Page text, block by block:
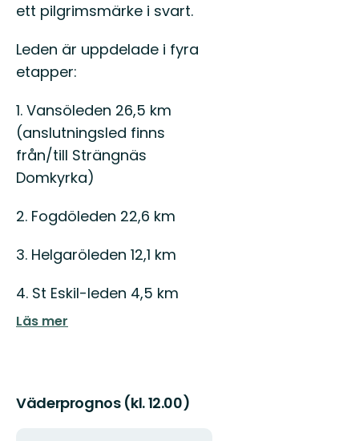
ett pilgrimsmärke i svart.
Leden är uppdelade i fyra
etapper:
1. Vansöleden 26,5 km
(anslutningsled finns
från/till Strängnäs
Domkyrka)
2. Fogdöleden 22,6 km
3. Helgaröleden 12,1 km
4. St Eskil-leden 4,5 km
Läs mer
Väderprognos (kl. 12.00)